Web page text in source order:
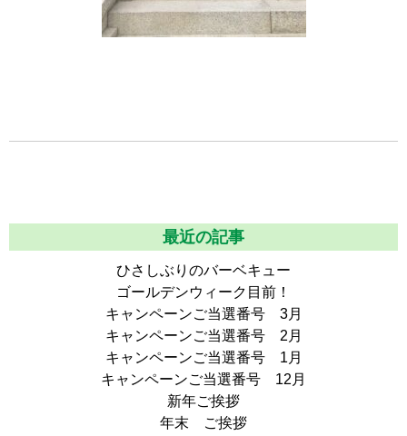
最近の記事
ひさしぶりのバーベキュー
ゴールデンウィーク目前！
キャンペーンご当選番号 3月
キャンペーンご当選番号 2月
キャンペーンご当選番号 1月
キャンペーンご当選番号 12月
新年ご挨拶
年末 ご挨拶